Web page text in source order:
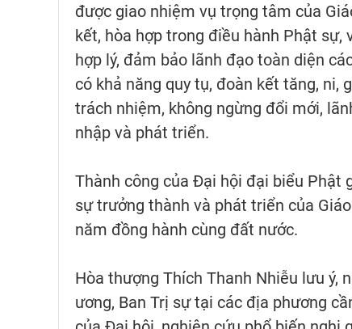
được giao nhiệm vụ trọng tâm của
kết, hòa hợp trong điều hành Phật sự,
hợp lý, đảm bảo lãnh đạo toàn diện
có khả năng quy tụ, đoàn kết tăng,
trách nhiệm, không ngừng đổi mới,
nhập và phát triển.
Thành công của Đại hội đại biểu Phật
sự trưởng thành và phát triển của
năm đồng hành cùng đất nước.
Hòa thượng Thích Thanh Nhiễu lưu ý,
ương, Ban Trị sự tại các địa phương